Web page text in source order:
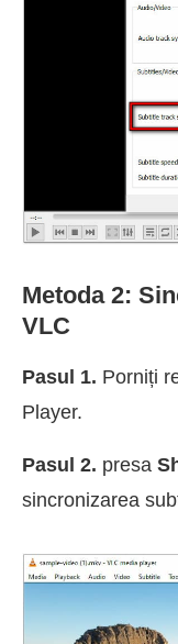
Metoda 2:
VLC
Pasul 1. Porniți
Player.
Pasul 2. presa
sincronizarea